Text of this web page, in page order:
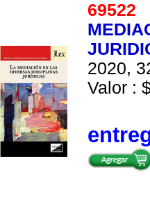
69522
2020,
Valor :